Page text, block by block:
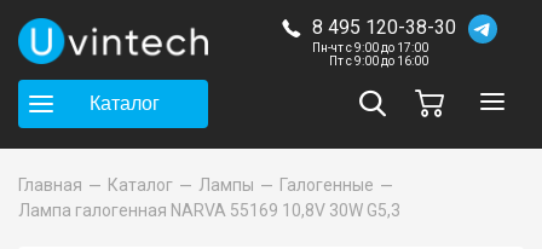
8 495 120-38-30
Пн-чт с 9:00 до 17:00
Пт с 9:00 до 16:00
Каталог
Главная Каталог Лампы
Галогенные
Лампа галогенная NARVA 55169 10,8V 30W G5,3